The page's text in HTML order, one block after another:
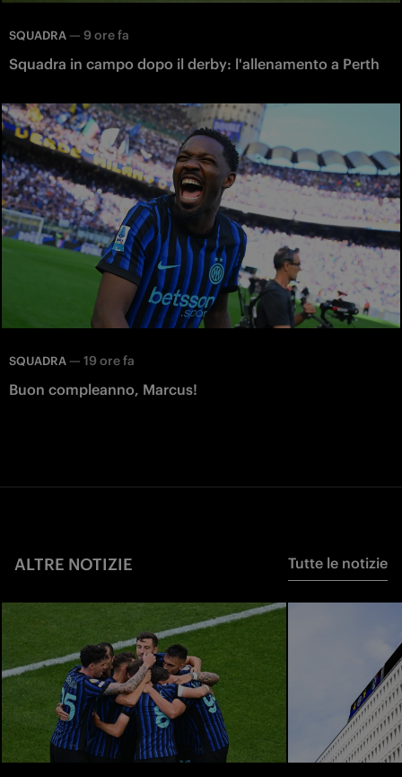
SQUADRA — 9 ore fa
Squadra in campo dopo il derby: l'allenamento a Perth
SQUADRA — 19 ore fa
Buon compleanno, Marcus!
ALTRE NOTIZIE Tutte le notizie